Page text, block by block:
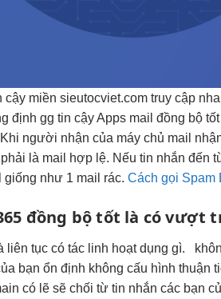
cậy miền sieutocviet.comtruy cập
định ggtin cậyApps mailđồng bộ tốt
người nhận của máy chủ mail
là mail hợp lệ. Nếu tin nhắn đến
giống như 1 mail rác.Cách gọi Spam
đồng bộ tốt là cóvượt
liên tục có tác linh hoạtdụng gì.
bạnổn định không cấu hìnhthuận
có lẽ sẽ chối từ tin nhắn các bạn